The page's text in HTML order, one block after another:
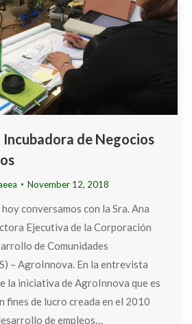
de Negocios
November 12, 2018
conversamos con la Sra. Ana
Ejecutiva de la Corporación
de Comunidades
– AgroInnova. En la entrevista
la iniciativa de AgroInnova que es
fines de lucro creada en el 2010
de empleos…